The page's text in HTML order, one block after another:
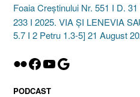
Foaia Creștinului Nr. 551 I D.
233 I 2025. VIA ȘI LENEVIA
5.7 I 2 Petru 1.3-5] 21 August
Flickr
Facebook
YouTube
Google
PODCAST